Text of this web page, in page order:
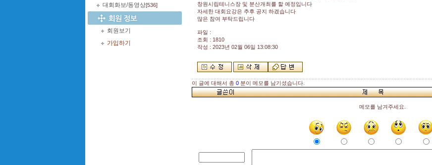
대회화보/동영상[536]
회원보기
가입하기
창원시립테니스장 및 분산개최를 할 예정입니다
자세한 대회요강은 추후 공지 하겠습니다
많은 참여 부탁드립니다
파일 :
조회 : 1810
작성 : 2023년 02월 06일 13:08:30
이 글에 대해서 총 0 분이 메모를 남기셨습니다.
메모를 남겨주세요.